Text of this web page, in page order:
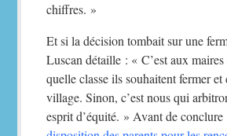
chiffres. »
Et si la décision tombait sur une
Luscan détaille : « C’est aux
quelle classe ils souhaitent fermer et
village. Sinon, c’est nous qui
esprit d’équité. » Avant de